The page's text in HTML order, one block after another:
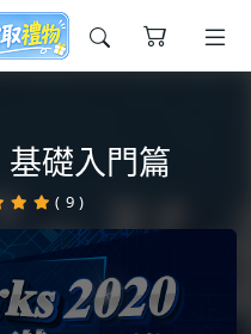
礎入門篇
( 9 )